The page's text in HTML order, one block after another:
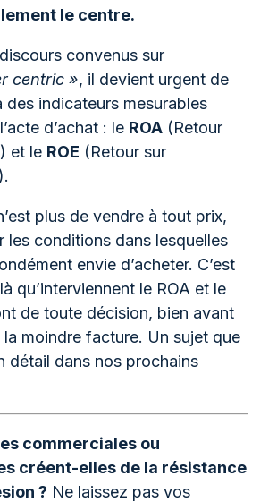
le centre.
convenus sur
centric », il devient urgent de
des indicateurs mesurables
d’achat : le ROA (Retour
et le ROE (Retour sur
plus de vendre à tout prix,
les conditions dans lesquelles
envie d’acheter. C’est
qu’interviennent le ROA et le
de toute décision, bien avant
la moindre facture. Un sujet que
détail dans nos prochains
commerciales ou
créent-elles de la résistance
? Ne laissez pas vos